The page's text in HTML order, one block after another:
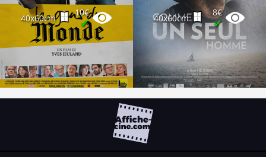
40x60cm
10€
✔ 40x60cm
8€
✔